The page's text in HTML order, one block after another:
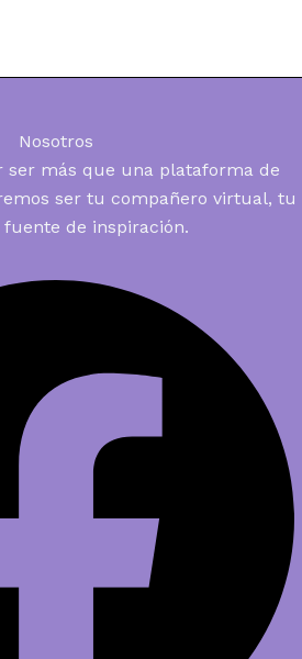
Nosotros
ser más que una plataforma de
ser tu compañero virtual, tu
de inspiración.